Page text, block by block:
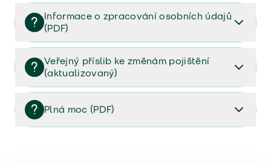
Sazebník poplatků a odměn (PDF)
Informace o zpracování osobních údajů
(PDF)
Informace o zpracování osobních údajů (PDF)
Veřejný příslib ke změnám pojištění
(aktualizovaný)
Veřejný příslib ke změnám pojištění (aktualizovaný)
Plná moc (PDF)